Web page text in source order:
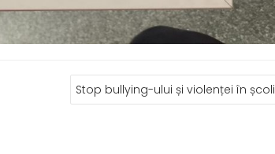
Stop bullying-ului și violenței în școli